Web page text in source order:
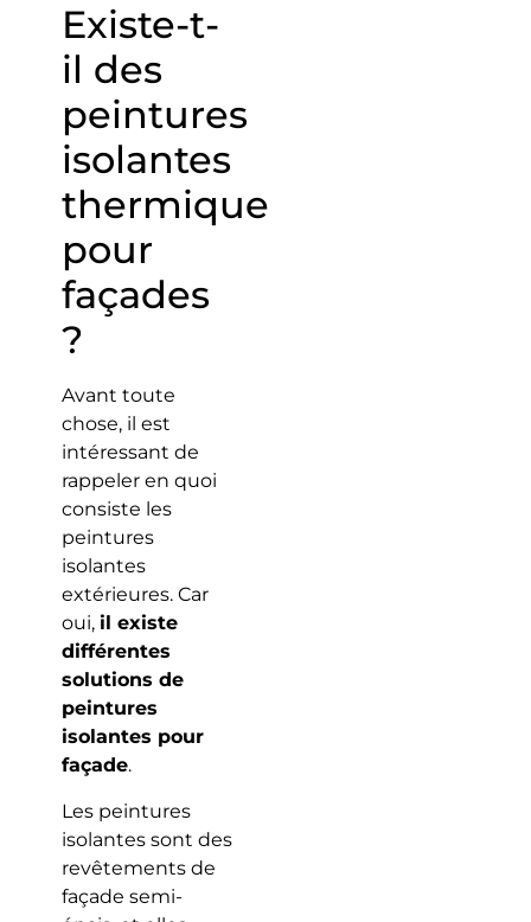
Existe-t-
il des
peintures
isolantes
thermique
pour
façade​s
?
Avant toute
chose, il est
intéressant de
rappeler en quoi
consiste les
peintures
isolantes
extérieures. Car
oui, il existe
différentes
solutions de
peintures
isolantes pour
façade.
Les peintures
isolantes sont des
revêtements de
façade semi-